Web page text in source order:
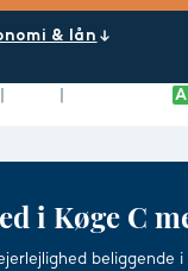
& lån
i Køge C